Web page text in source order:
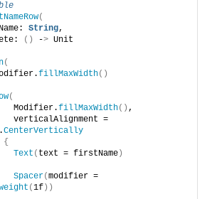
(
String,
() -> Unit
(
fillMaxWidth()
(
Modifier.
fillMaxWidth() ,
verticalAlignment =
CenterVertically
{
Text ( text = firstName )
Spacer(modifier =
(1f ))